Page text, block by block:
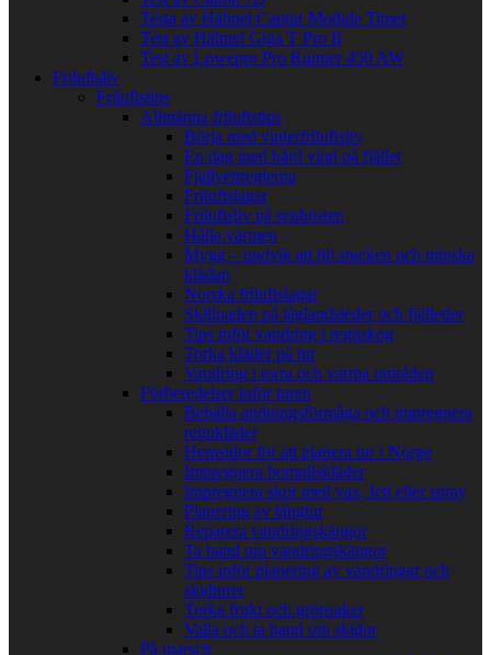
Testa av Hähnel Captur Module Timer
Test av Hähnel Giga T Pro II
Test av Lowepro Pro Runner 450 AW
Friluftsliv
Friluftstips
Allmänna friluftstips
Börja med vinterfriluftsliv
En dag med hård vind på fjället
Fjällvettreglerna
Friluftslagar
Friluftsliv på senhösten
Hålla värmen
Mygg – undvik att bli stucken och minska
klådan
Norska friluftslagar
Skillnaden på låglandsleder och fjälleder
Tips inför vandring i regnskog
Torka kläder på tur
Vandring i torra och varma områden
Förberedelser inför turen
Behålla andningsförmåga och impregnera
regnkläder
Hemsidor för att planera tur i Norge
Impregnera bomullskläder
Impregnera skor med vax, fett eller spray
Planering av långtur
Reparera vandringskängor
Ta hand om vandringskängor
Tips inför planering av vandringar och
skidturer
Torka frukt och grönsaker
Valla och ta hand om skidor
På marsch